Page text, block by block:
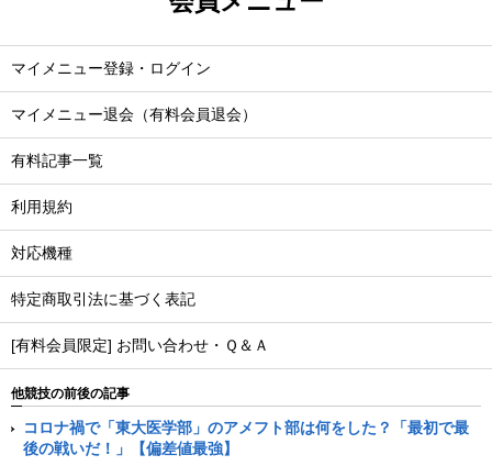
マイメニュー登録・ログイン
マイメニュー退会（有料会員退会）
有料記事一覧
利用規約
対応機種
特定商取引法に基づく表記
[有料会員限定] お問い合わせ・Ｑ＆Ａ
他競技の前後の記事
コロナ禍で「東大医学部」のアメフト部は何をした？「最初で最
後の戦いだ！」【偏差値最強】